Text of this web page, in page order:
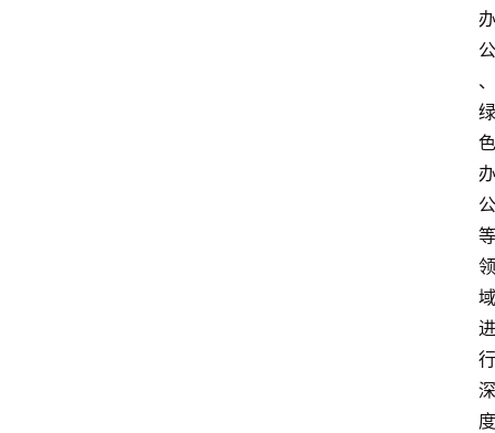
办
公
、
绿
色
办
公
等
领
域
进
行
深
度